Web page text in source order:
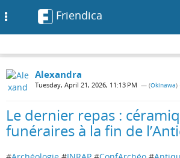
Friendica
Alexandra
Tuesday, April 21, 2026, 11:13 PM — (Okinawa)
Le dernier repas :
funéraires à la fin de